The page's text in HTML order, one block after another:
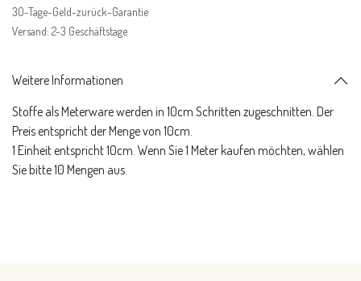
30-Tage-Geld-zurück-Garantie
Versand: 2-3 Geschäftstage
Weitere Informationen
Stoffe als Meterware werden in 10cm Schritten zugeschnitten. Der
Preis entspricht der Menge von 10cm.
1 Einheit entspricht 10cm. Wenn Sie 1 Meter kaufen möchten, wählen
Sie bitte 10 Mengen aus.